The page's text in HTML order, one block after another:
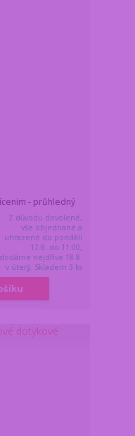
- průhledný
Z důvodu dovolené,
vše objednané a
uhrazené do pondělí
17.8. do 11:00,
dodáme nejdříve 18.8.
v úterý. Skladem 3 ks